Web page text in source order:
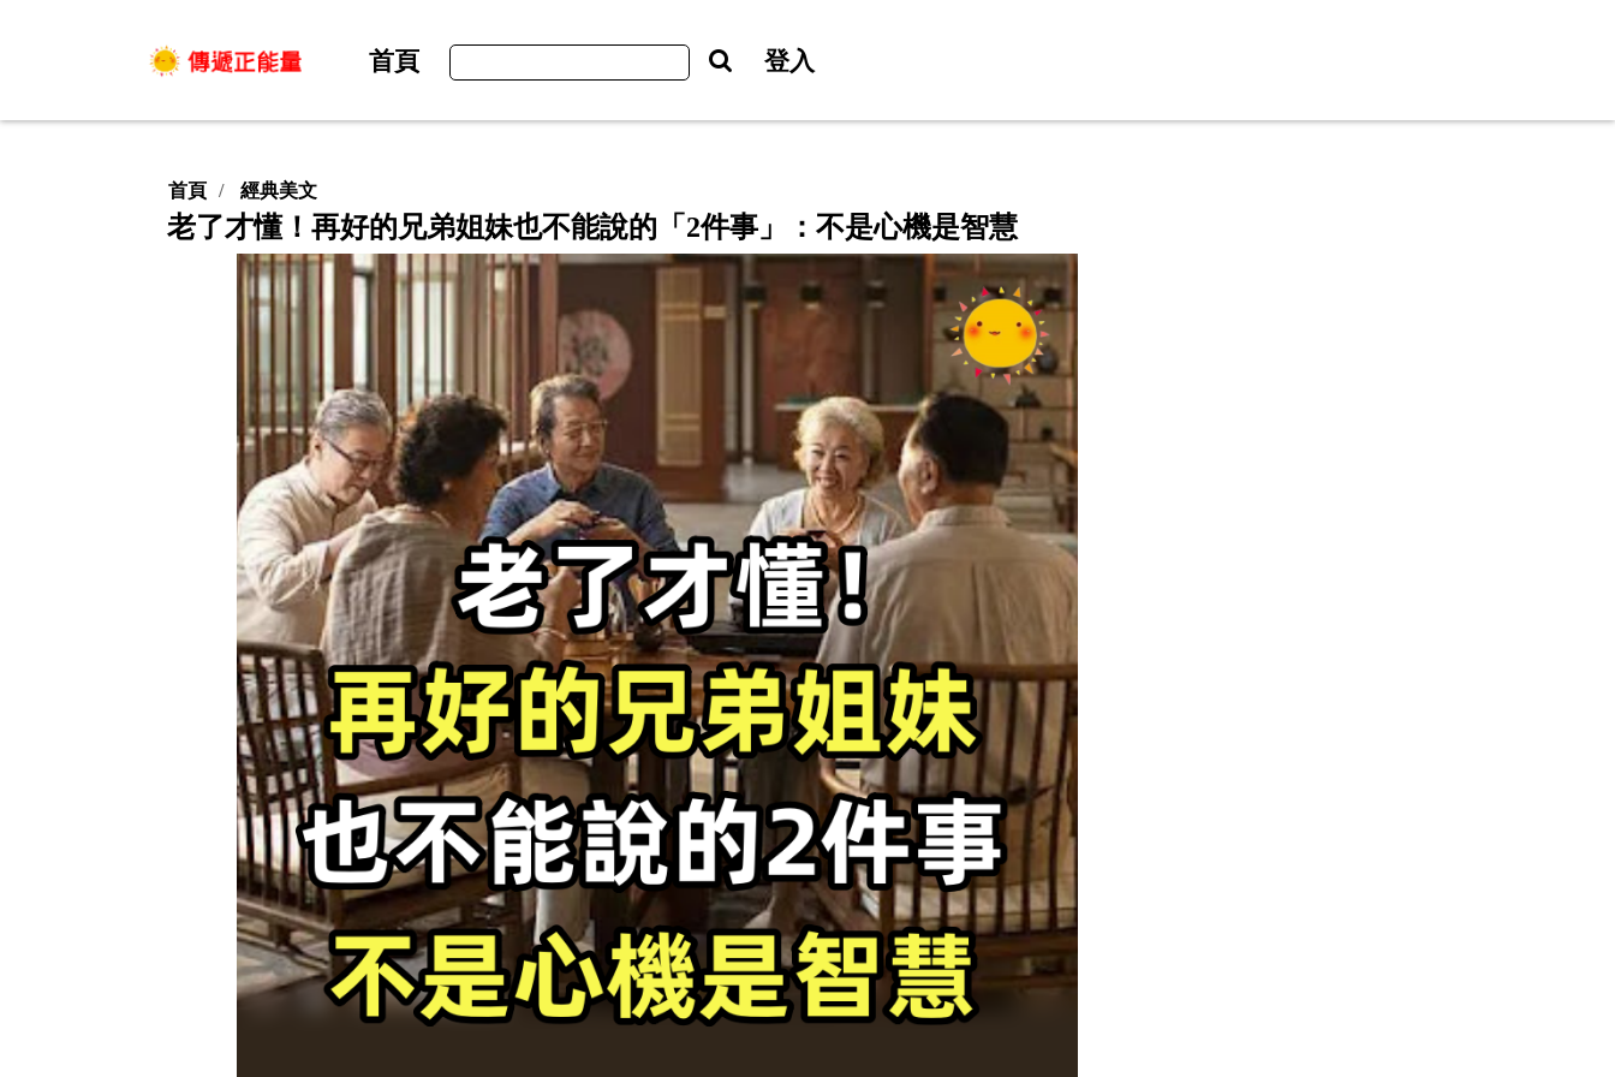
首頁 登入
首頁 經典美文
老了才懂！再好的兄弟姐妹也不能說的「2件事」：不是心機是智慧